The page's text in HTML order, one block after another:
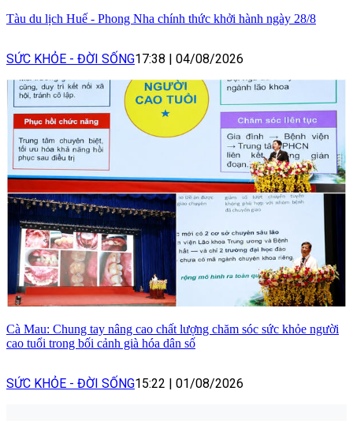
Tàu du lịch Huế - Phong Nha chính thức khởi hành ngày 28/8
SỨC KHỎE - ĐỜI SỐNG17:38 | 04/08/2026
Cà Mau: Chung tay nâng cao chất lượng chăm sóc sức khỏe người
cao tuổi trong bối cảnh già hóa dân số
SỨC KHỎE - ĐỜI SỐNG15:22 | 01/08/2026